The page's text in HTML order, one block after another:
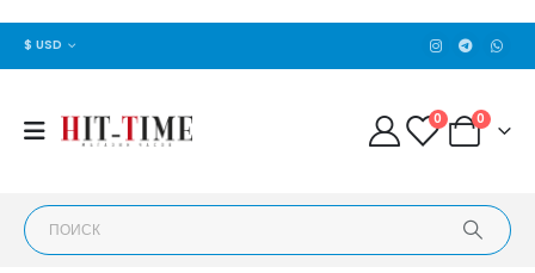
$ USD
0 0